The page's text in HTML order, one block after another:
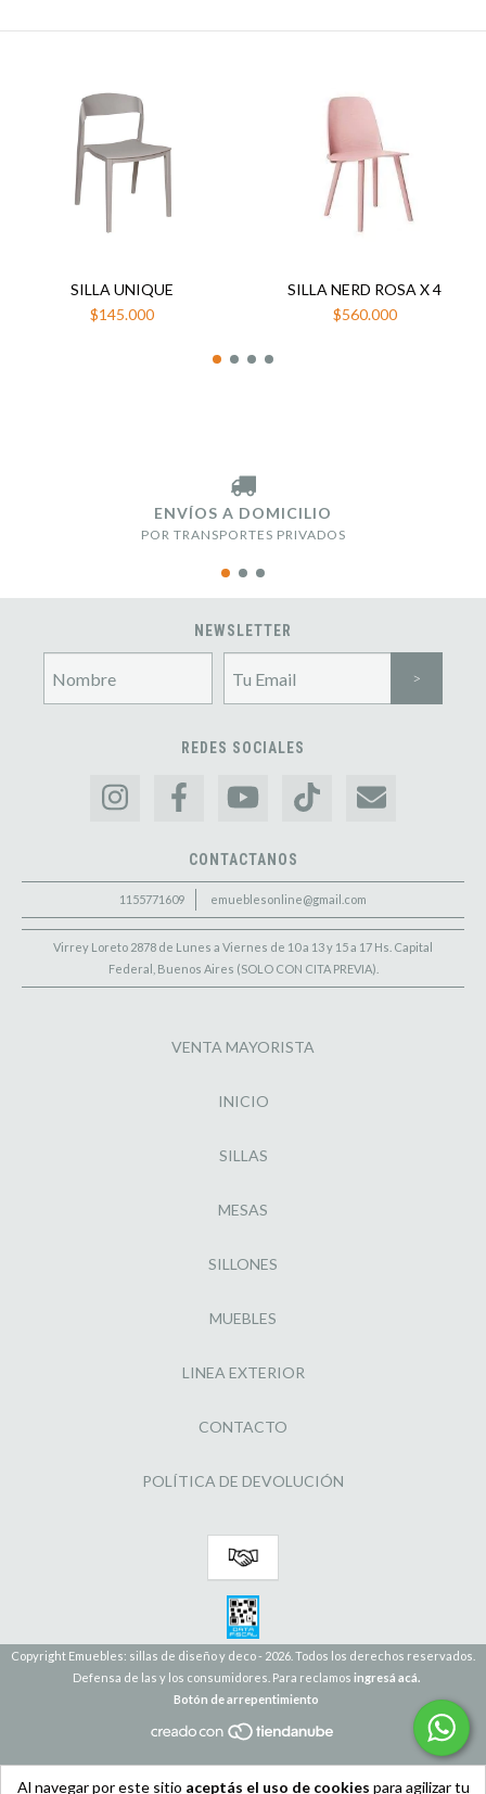
Al navegar por este sitio aceptás el uso de cookies para agilizar tu
SILLA UNIQUE
$145.000
SILLA NERD ROSA X 4
$560.000
ENVÍOS A DOMICILIO
POR TRANSPORTES PRIVADOS
NEWSLETTER
REDES SOCIALES
CONTACTANOS
1155771609 emueblesonline@gmail.com
Virrey Loreto 2878 de Lunes a Viernes de 10 a 13 y 15 a 17 Hs. Capital
Federal, Buenos Aires (SOLO CON CITA PREVIA).
VENTA MAYORISTA
INICIO
SILLAS
MESAS
SILLONES
MUEBLES
LINEA EXTERIOR
CONTACTO
POLÍTICA DE DEVOLUCIÓN
Copyright Emuebles: sillas de diseño y deco - 2026. Todos los derechos reservados.
Defensa de las y los consumidores. Para reclamos ingresá acá.
Botón de arrepentimiento